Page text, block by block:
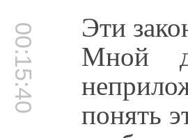
00:15:40 Эти
Мной
понять